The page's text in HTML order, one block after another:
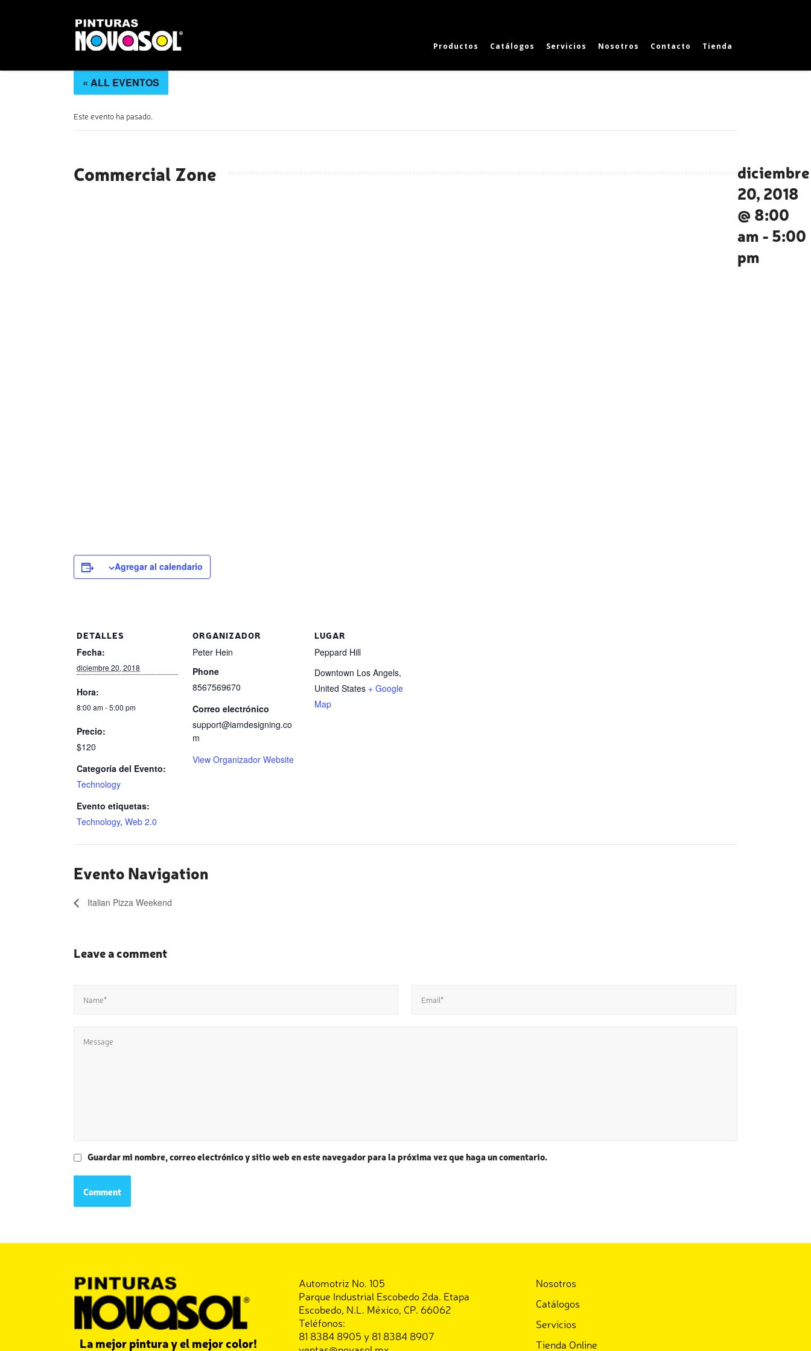
Productos Catálogos Servicios Nosotros Contacto Tienda
« ALL EVENTOS
Este evento ha pasado.
Commercial Zone
diciembre
20, 2018
@ 8:00
am - 5:00
pm
Agregar al calendario
DETALLES
Fecha:
diciembre 20, 2018
Hora:
8:00 am - 5:00 pm
Precio:
$120
Categoría del Evento:
Technology
Evento etiquetas:
Technology, Web 2.0
ORGANIZADOR
Peter Hein
Phone
8567569670
Correo electrónico
support@iamdesigning.co
m
View Organizador Website
LUGAR
Peppard Hill
Downtown Los Angels,
United States + Google
Map
Evento Navigation
Italian Pizza Weekend
Leave a comment
Guardar mi nombre, correo electrónico y sitio web en este navegador para la próxima vez que haga un comentario.
La mejor pintura y el mejor color!
Automotriz No. 105
Parque Industrial Escobedo 2da. Etapa
Escobedo, N.L. México, CP. 66062
Teléfonos:
81 8384 8905 y 81 8384 8907
Nosotros
Catálogos
Servicios
Tienda Online